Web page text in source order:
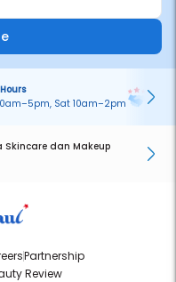
Sat 10am–2pm
Skincare dan Makeup
Partnership
Review